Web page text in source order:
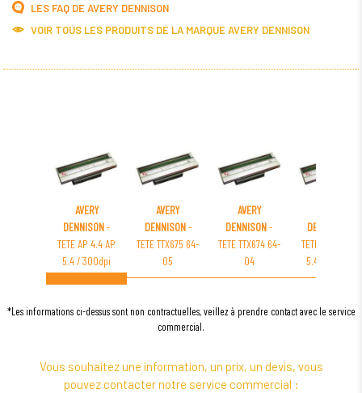
LES FAQ DE AVERY DENNISON
VOIR TOUS LES PRODUITS DE LA MARQUE AVERY DENNISON
AVERY
DENNISON-
TETE AP 4.4 AP
5.4 / 300dpi
AVERY
DENNISON-
TETE TTX675 64-
05
AVERY
DENNISON-
TETE TTX674 64-
04
DENNISON
TETE AP 4.4 AP
5.4 / 200dpi
*Les informations ci-dessus sont non contractuelles, veillez à prendre contact avec le service
commercial.
Vous souhaitez une information, un prix, un devis, vous
pouvez contacter notre service commercial :